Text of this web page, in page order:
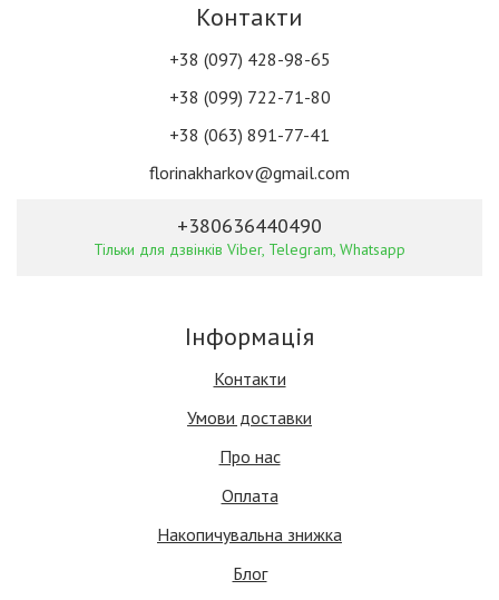
Контакти
+38 (097) 428-98-65
+38 (099) 722-71-80
+38 (063) 891-77-41
florinakharkov@gmail.com
+380636440490
Тільки для дзвінків Viber, Telegram, Whatsapp
Інформація
Контакти
Умови доставки
Про нас
Оплата
Накопичувальна знижка
Блог